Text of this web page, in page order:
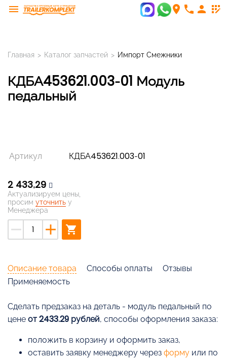
menu room phone person app_registration
Главная > Каталог запчастей > Импорт Смежники
КДБА453621.003-01 Модуль
педальный
Артикул КДБА453621.003-01
2 433,29
Актуализируем цены,
просим уточнить у
Менеджера
remove add shopping_cart
Описание товара Способы оплаты
Отзывы
Применяемость
Cделать предзаказ на деталь - модуль педальный по
цене от 2433.29 рублей, способы оформления заказа:
положить в корзину и оформить заказ,
оставить заявку менеджеру через форму или по